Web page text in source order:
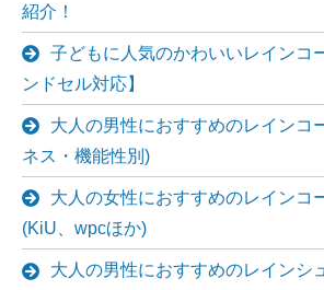
紹介！
子どもに人気のかわいいレインコ
ンドセル対応】
大人の男性におすすめのレインコ
ネス・機能性別)
大人の女性におすすめのレインコ
(KiU、wpcほか)
大人の男性におすすめのレインシ